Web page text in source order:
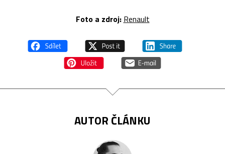
Foto a zdroj: Renault
AUTOR ČLÁNKU